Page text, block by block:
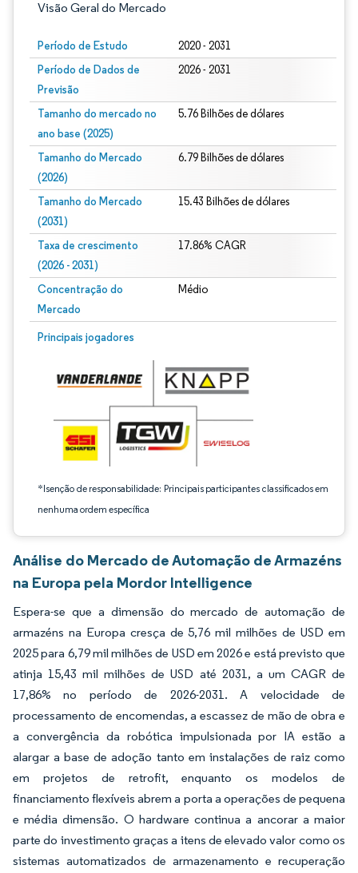
Visão Geral do Mercado
Período de Estudo 2020 - 2031
Período de Dados de
Previsão
2026 - 2031
Tamanho do mercado no
ano base (2025)
5.76 Bilhões de dólares
Tamanho do Mercado
(2026)
6.79 Bilhões de dólares
Tamanho do Mercado
(2031)
15.43 Bilhões de dólares
Taxa de crescimento
(2026 - 2031)
17.86% CAGR
Concentração do
Mercado
Médio
Principais jogadores
*Isenção de responsabilidade: Principais participantes classificados em
nenhuma ordem específica
Imagem © Mordor Intelligence. O reuso requer atribuição conforme CC BY 4.0.
Análise do Mercado de Automação de Armazéns
na Europa pela Mordor Intelligence
Espera-se que a dimensão do mercado de automação de
armazéns na Europa cresça de 5,76 mil milhões de USD em
2025 para 6,79 mil milhões de USD em 2026 e está previsto que
atinja 15,43 mil milhões de USD até 2031, a um CAGR de
17,86% no período de 2026-2031. A velocidade de
processamento de encomendas, a escassez de mão de obra e
a convergência da robótica impulsionada por IA estão a
alargar a base de adoção tanto em instalações de raiz como
em projetos de retrofit, enquanto os modelos de
financiamento flexíveis abrem a porta a operações de pequena
e média dimensão. O hardware continua a ancorar a maior
parte do investimento graças a itens de elevado valor como os
sistemas automatizados de armazenamento e recuperação